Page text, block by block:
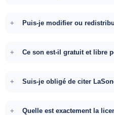
Puis-je modifier ou
Ce son est-il gratuit et libre
Suis-je obligé de citer
Quelle est exactement la